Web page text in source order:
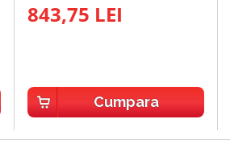
843,75 LEI
Cumpara